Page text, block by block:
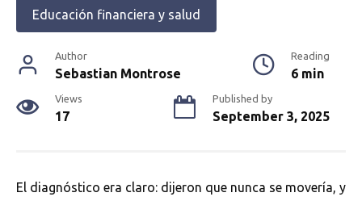
Educación financiera y salud
Author
Sebastian Montrose
Reading
6 min
Views
17
Published by
September 3, 2025
El diagnóstico era claro: dijeron que nunca se movería, y